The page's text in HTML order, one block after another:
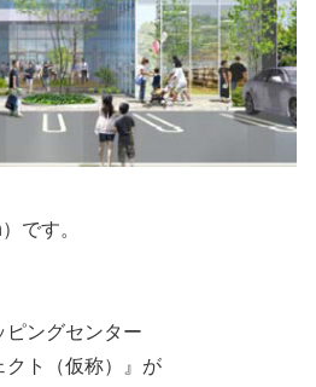
です。
ピングセンター
クト（仮称）』が